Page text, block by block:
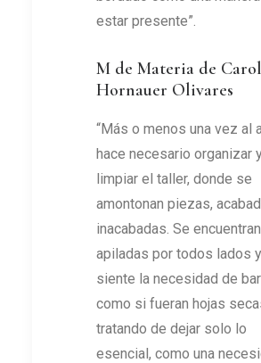
estar presente”.
M de Materia de
Hornauer Olivares
“Más o menos una vez al
hace necesario organizar
limpiar el taller, donde se
amontonan piezas,
inacabadas. Se encuentran
apiladas por todos lados
siente la necesidad de
como si fueran hojas
tratando de dejar solo lo
esencial, como una